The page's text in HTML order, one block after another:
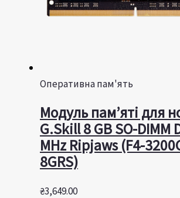
Оперативна пам'ять
Модуль пам’яті для
G.Skill 8 GB SO-DIMM
MHz Ripjaws (F4-
8GRS)
₴3,649.00